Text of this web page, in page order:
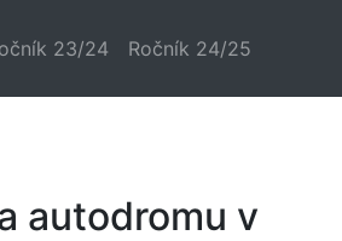
23/24 Ročník 24/25
autodromu v